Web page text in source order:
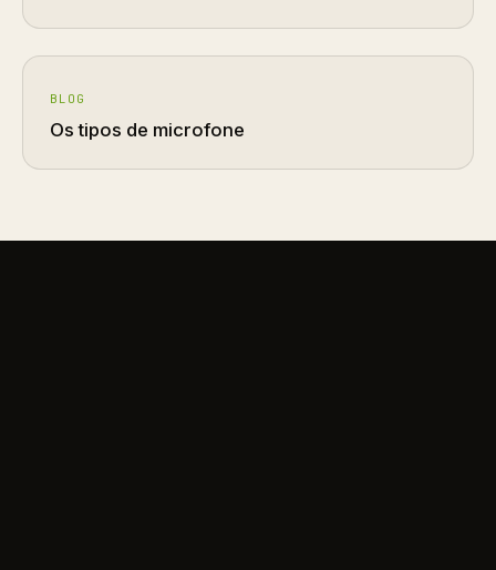
BLOG
Os tipos de microfone